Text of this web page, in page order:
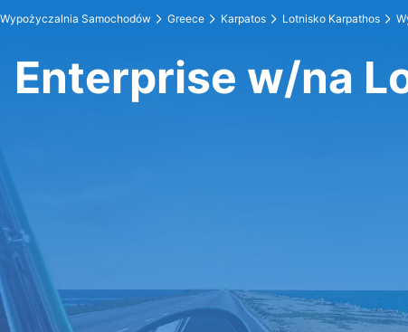
Wypożyczalnia Samochodów Greece Karpatos Lotnisko Karpathos
Enterprise w/na